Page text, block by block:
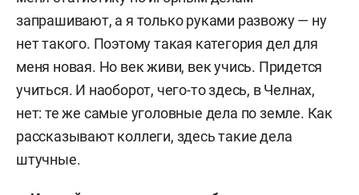
запрашивают, а я только руками развожу — ну
нет такого. Поэтому такая категория дел для
меня новая. Но век живи, век учись. Придется
учиться. И наоборот, чего-то здесь, в Челнах,
нет: те же самые уголовные дела по земле. Как
рассказывают коллеги, здесь такие дела
штучные.